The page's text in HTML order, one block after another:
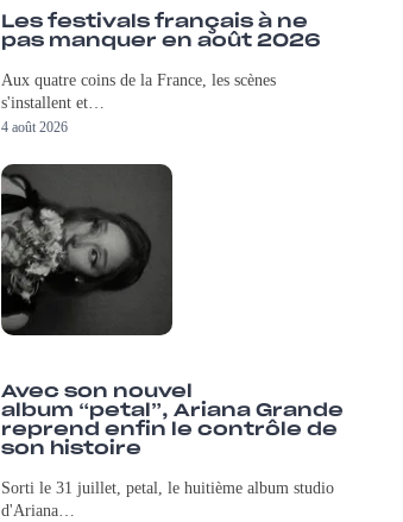
Les festivals français à ne
pas manquer en août 2026
Aux quatre coins de la France, les scènes
s'installent et…
4 août 2026
Avec son nouvel
album “petal”, Ariana Grande
reprend enfin le contrôle de
son histoire
Sorti le 31 juillet, petal, le huitième album studio
d'Ariana…